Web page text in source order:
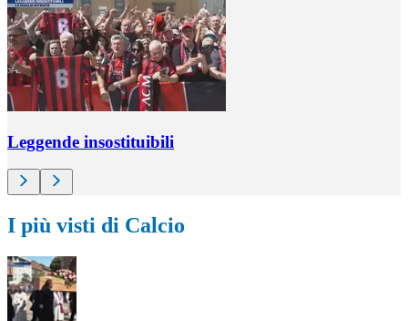
Leggende insostituibili
I più visti di Calcio